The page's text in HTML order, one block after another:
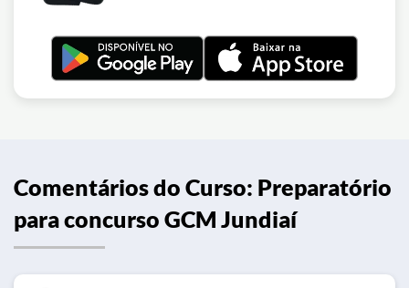
Comentários do Curso: Preparatório
para concurso GCM Jundiaí